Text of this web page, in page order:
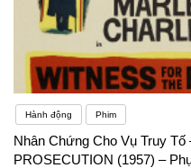
Hành động Phim
Nhân Chứng Cho Vụ Truy
PROSECUTION (1957) –